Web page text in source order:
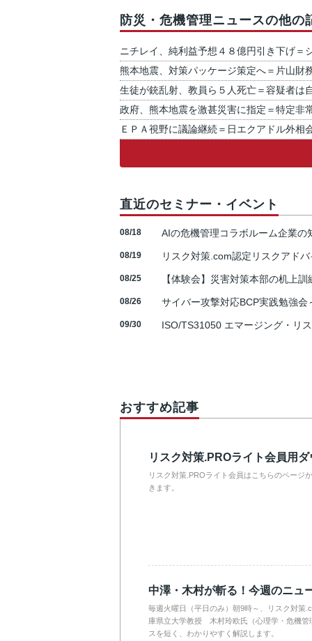
防災・危機管理ニュースの他の
ニチレイ、純利益予想４８億円引き下げ＝
熊本地震、対策パッケージ策定へ＝片山財
生徒が銃乱射、教員ら５人死亡＝容疑者は
政府、熊本地震を激甚災害に指定＝特定非
ＥＰＡ視野に議論継続＝日エクアドル外相
直近のセミナー・イベント
08/18 AIの危機管理コラボルーム企業
08/19 リスク対策.com認定リスクアド
08/25 【体験会】災害対策本部の机上
08/26 サイバー攻撃対応BCP実践勉強
09/30 ISO/TS31050 エマージング・リ
おすすめ記事
リスク対策.PROライト会員用
リスク対策.PROライト会員はこちらのページ
きます。
中澤・木村が斬る！今週のニュ
毎週火曜日（平日のみ）朝9時～、リスク対
庫県立大学教授 木村玲欧氏（心理学・危機管
スを短く、わかりやすく解説します。